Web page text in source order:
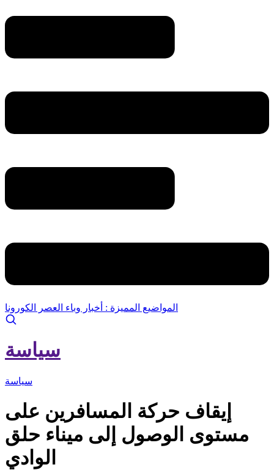
المواضيع المميزة : أخبار وباء العصر الكورونا
سياسة
سياسة
إيقاف حركة المسافرين على
مستوى الوصول إلى ميناء حلق
الوادي